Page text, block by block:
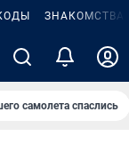
ЗНАКОМСТВА
самолета спаслись